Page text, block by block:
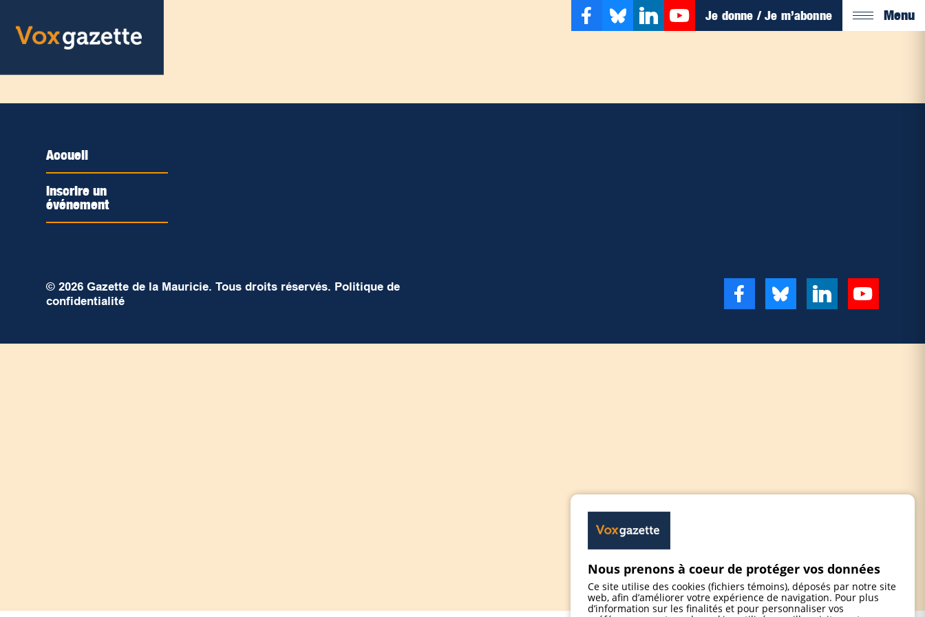
Je donne / Je m’abonne Menu
Accueil
Inscrire un
événement
© 2026 Gazette de la Mauricie. Tous droits réservés. Politique de
confidentialité
Nous prenons à coeur de protéger vos données
Ce site utilise des cookies (fichiers témoins), déposés par notre site
web, afin d’améliorer votre expérience de navigation. Pour plus
d’information sur les finalités et pour personnaliser vos